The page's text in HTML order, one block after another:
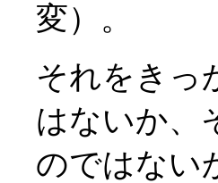
変）。
それをきっ
はないか、
のではない